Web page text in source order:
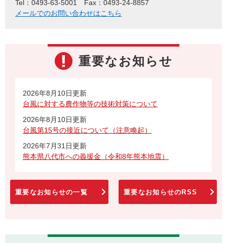
Tel：0493-63-5001
Fax：0493-24-8857
メールでのお問い合わせはこちら
重要なお知らせ
2026年8月10日更新
台風に対する農作物等の技術対策について
2026年8月10日更新
台風第15号の接近について（注意喚起）
2026年7月31日更新
熊本県八代市への義援金（令和8年熊本地震）
重要なお知らせの一覧 重要なお知らせのRSS